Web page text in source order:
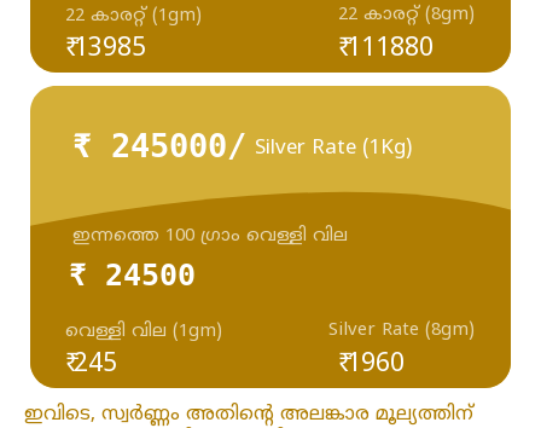
₹ 13985
22 കാരറ്റ് (1gm) 22 കാരറ്റ് (8gm)
₹ 111880
₹ 245000/ Silver Rate (1Kg)
₹ 24500
₹ 245
വെള്ളി വില (1gm) Silver Rate (8gm)
ഇന്നത്തെ 100 ഗ്രാം വെള്ളി വില
₹ 1960
ഇവിടെ, സ്വർണ്ണം അതിന്റെ അലങ്കാര മൂല്യത്തിന്